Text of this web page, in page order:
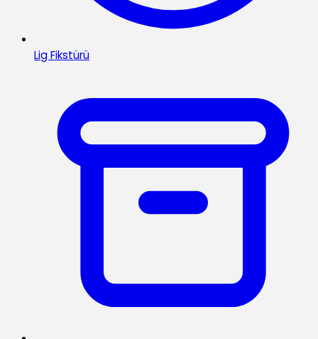
Lig Fikstürü